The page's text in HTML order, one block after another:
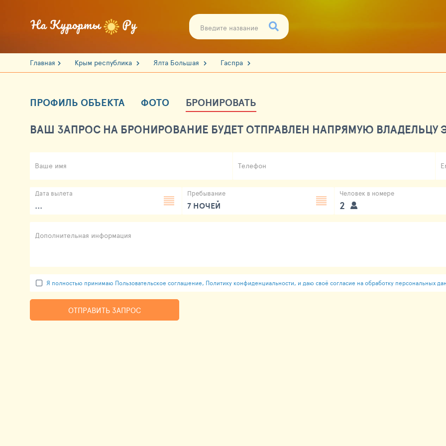
Главная Крым республика Ялта Большая Гаспра
ПРОФИЛЬ ОБЪЕКТА ФОТО БРОНИРОВАТЬ
ВАШ ЗАПРОС НА БРОНИРОВАНИЕ БУДЕТ ОТПРАВЛЕН НАПРЯМУЮ ВЛАДЕЛЬЦУ
Ваше имя Телефон
Дата вылета
...
Пребывание
7 НОЧЕЙ
Человек в номере
2
Дополнительная информация
Я полностью принимаю Пользовательское соглашение, Политику конфиденциальности, и даю своё согласие на обработку персональных
ОТПРАВИТЬ ЗАПРОС